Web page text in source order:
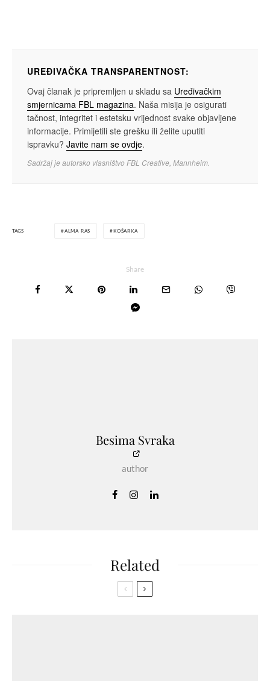
UREĐIVAČKA TRANSPARENTNOST:
Ovaj članak je pripremljen u skladu sa Uređivačkim
smjernicama FBL magazina. Naša misija je osigurati
tačnost, integritet i estetsku vrijednost svake objavljene
informacije. Primijetili ste grešku ili želite uputiti
ispravku? Javite nam se ovdje.
Sadržaj je autorsko vlasništvo FBL Creative, Mannheim.
TAGS ALMA RAS KOŠARKA
Share
Besima Svraka
author
Related